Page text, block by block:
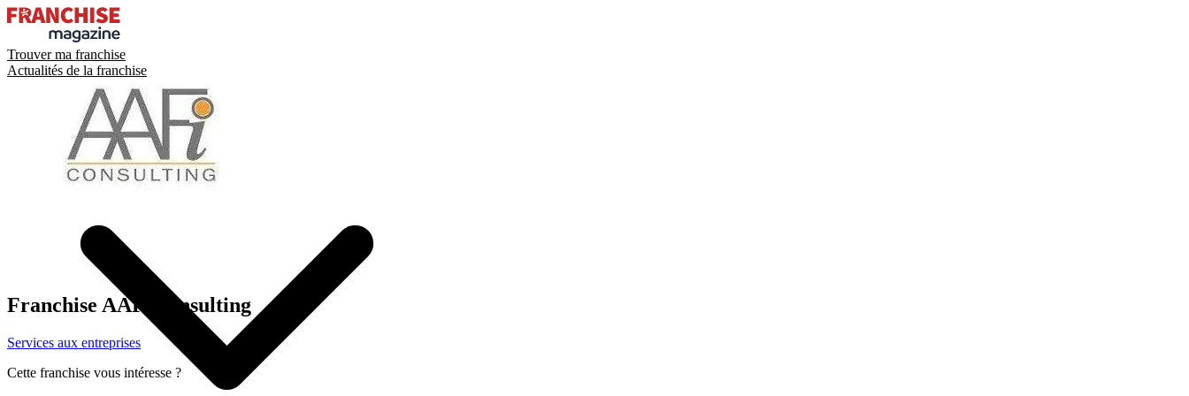
Trouver ma franchise
Actualités de la franchise
Franchise AAFIConsulting
Services aux entreprises
Cette franchise vous intéresse ?